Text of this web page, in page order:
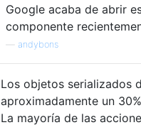
Google acaba de abrir
componente
andybons
Los objetos serializados
aproximadamente un
La mayoría de las